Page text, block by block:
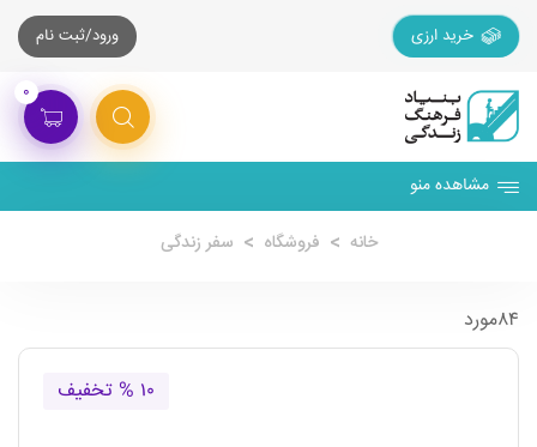
خرید ارزی ورود/ثبت نام
۰
مشاهده منو
خانه فروشگاه سفر زندگی
۸۴مورد
۱۰ % تخفیف